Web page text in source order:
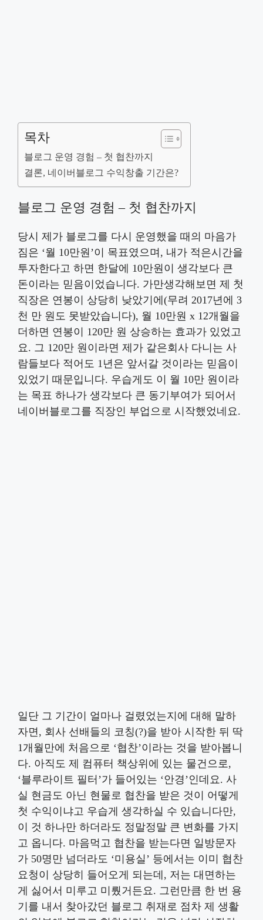
목차
블로그 운영 경험 – 첫 협찬까지
결론, 네이버블로그 수익창출 기간은?
블로그 운영 경험 – 첫 협찬까지
당시 제가 블로그를 다시 운영했을 때의 마음가
짐은 ‘월 10만원’이 목표였으며, 내가 적은시간을
투자한다고 하면 한달에 10만원이 생각보다 큰
돈이라는 믿음이었습니다. 가만생각해보면 제 첫
직장은 연봉이 상당히 낮았기에(무려 2017년에 3
천 만 원도 못받았습니다), 월 10만원 x 12개월을
더하면 연봉이 120만 원 상승하는 효과가 있었고
요. 그 120만 원이라면 제가 같은회사 다니는 사
람들보다 적어도 1년은 앞서갈 것이라는 믿음이
있었기 때문입니다. 우습게도 이 월 10만 원이라
는 목표 하나가 생각보다 큰 동기부여가 되어서
네이버블로그를 직장인 부업으로 시작했었네요.
일단 그 기간이 얼마나 걸렸었는지에 대해 말하
자면, 회사 선배들의 코칭(?)을 받아 시작한 뒤 딱
1개월만에 처음으로 ‘협찬’이라는 것을 받아봅니
다. 아직도 제 컴퓨터 책상위에 있는 물건으로,
‘블루라이트 필터’가 들어있는 ‘안경’인데요. 사
실 현금도 아닌 현물로 협찬을 받은 것이 어떻게
첫 수익이냐고 우습게 생각하실 수 있습니다만,
이 것 하나만 하더라도 정말정말 큰 변화를 가지
고 옵니다. 마음먹고 협찬을 받는다면 일방문자
가 50명만 넘더라도 ‘미용실’ 등에서는 이미 협찬
요청이 상당히 들어오게 되는데, 저는 대면하는
게 싫어서 미루고 미뤘거든요. 그런만큼 한 번 용
기를 내서 찾아갔던 블로그 취재로 점차 제 생활